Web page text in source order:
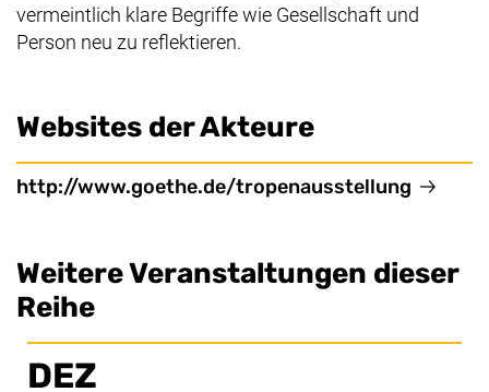
vermeintlich klare Begriffe wie Gesellschaft und
Person neu zu reflektieren.
Websites der Akteure
http://www.goethe.de/tropenausstellung
Weitere Veranstaltungen dieser
Reihe
DEZ